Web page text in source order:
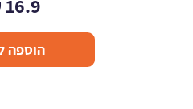
16.9
הוספה